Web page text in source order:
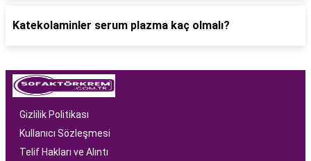
Katekolaminler serum plazma kaç olmalı?
Gizlilik Politikası
Kullanıcı Sözleşmesi
Telif Hakları ve Alıntı